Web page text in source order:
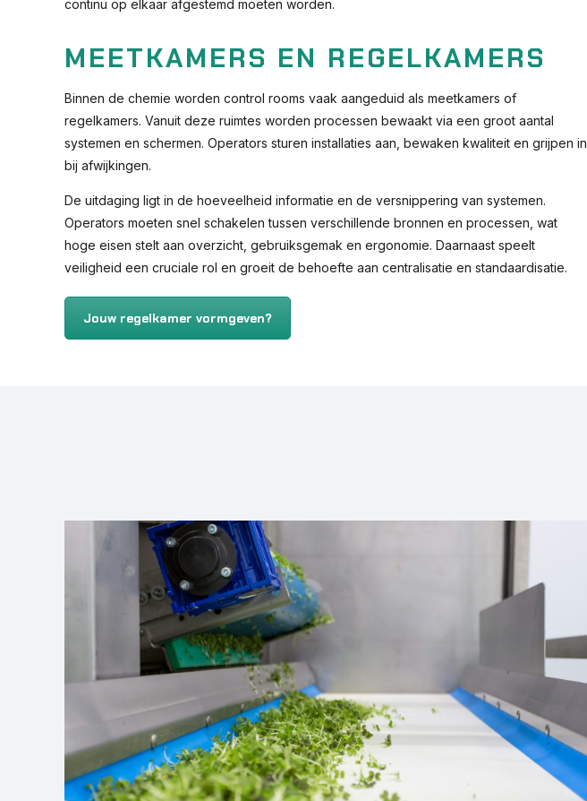
continu op elkaar afgestemd moeten worden.
MEETKAMERS EN REGELKAMERS
Binnen de chemie worden control rooms vaak aangeduid als meetkamers of
regelkamers. Vanuit deze ruimtes worden processen bewaakt via een groot aantal
systemen en schermen. Operators sturen installaties aan, bewaken kwaliteit en grijpen in
bij afwijkingen.
De uitdaging ligt in de hoeveelheid informatie en de versnippering van systemen.
Operators moeten snel schakelen tussen verschillende bronnen en processen, wat
hoge eisen stelt aan overzicht, gebruiksgemak en ergonomie. Daarnaast speelt
veiligheid een cruciale rol en groeit de behoefte aan centralisatie en standaardisatie.
Jouw regelkamer vormgeven?